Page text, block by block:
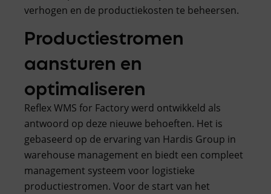
verhogen en de productiekosten te beheersen.
Productiestromen
aansturen en
optimaliseren
Reflex WMS for Factory werd ontwikkeld als
antwoord op deze nieuwe behoeften. Het is
gebaseerd op de ervaring van Hardis Group in
warehouse management en biedt een compleet
management systeem voor logistieke
productiestromen. Voor de start van het